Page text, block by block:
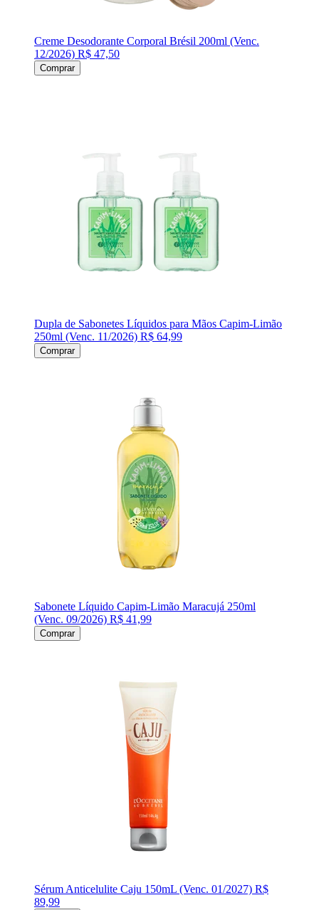
Creme Desodorante Corporal Brésil 200ml (Venc.
12/2026) R$ 47,50
Comprar
Dupla de Sabonetes Líquidos para Mãos Capim-Limão
250ml (Venc. 11/2026) R$ 64,99
Comprar
Sabonete Líquido Capim-Limão Maracujá 250ml
(Venc. 09/2026) R$ 41,99
Comprar
Sérum Anticelulite Caju 150mL (Venc. 01/2027) R$
89,99